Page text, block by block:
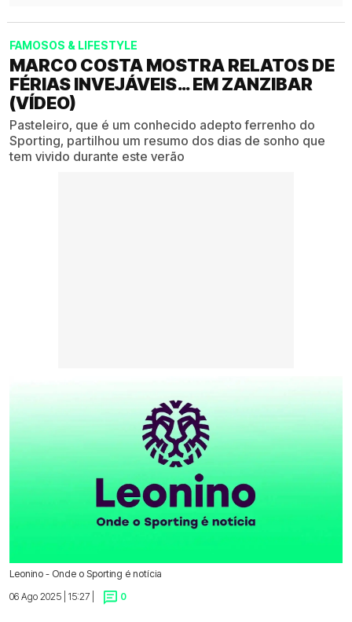
FAMOSOS & LIFESTYLE
MARCO COSTA MOSTRA RELATOS DE
FÉRIAS INVEJÁVEIS… EM ZANZIBAR
(VÍDEO)
Pasteleiro, que é um conhecido adepto ferrenho do
Sporting, partilhou um resumo dos dias de sonho que
tem vivido durante este verão
Leonino - Onde o Sporting é notícia
06 Ago 2025 | 15:27 |
0